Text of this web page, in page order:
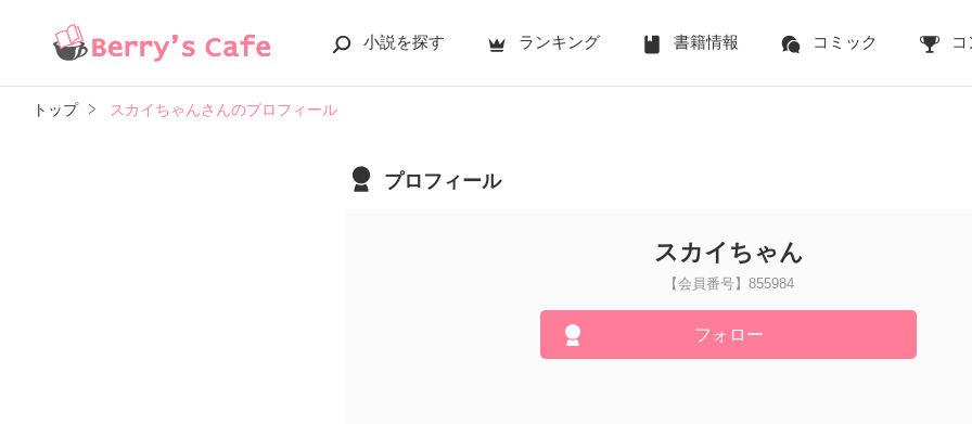
小説を探す ランキング 書籍情報 コミック コ
トップ スカイちゃんさんのプロフィール
プロフィール
スカイちゃん
【会員番号】855984
フォロー